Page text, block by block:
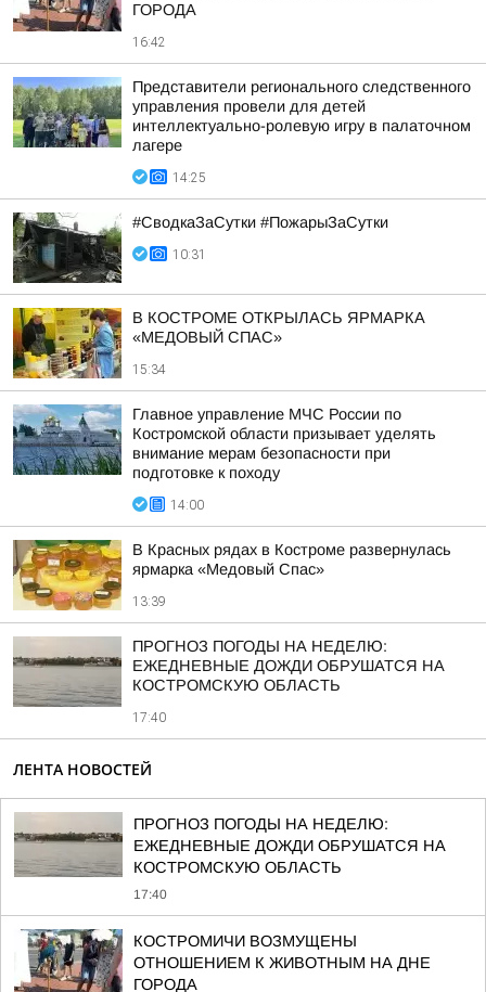
ГОРОДА
16:42
Представители регионального следственного
управления провели для детей
интеллектуально-ролевую игру в палаточном
лагере
14:25
#СводкаЗаСутки #ПожарыЗаСутки
10:31
В КОСТРОМЕ ОТКРЫЛАСЬ ЯРМАРКА
«МЕДОВЫЙ СПАС»
15:34
Главное управление МЧС России по
Костромской области призывает уделять
внимание мерам безопасности при
подготовке к походу
14:00
В Красных рядах в Костроме развернулась
ярмарка «Медовый Спас»
13:39
ПРОГНОЗ ПОГОДЫ НА НЕДЕЛЮ:
ЕЖЕДНЕВНЫЕ ДОЖДИ ОБРУШАТСЯ НА
КОСТРОМСКУЮ ОБЛАСТЬ
17:40
ЛЕНТА НОВОСТЕЙ
ПРОГНОЗ ПОГОДЫ НА НЕДЕЛЮ:
ЕЖЕДНЕВНЫЕ ДОЖДИ ОБРУШАТСЯ НА
КОСТРОМСКУЮ ОБЛАСТЬ
17:40
КОСТРОМИЧИ ВОЗМУЩЕНЫ
ОТНОШЕНИЕМ К ЖИВОТНЫМ НА ДНЕ
ГОРОДА